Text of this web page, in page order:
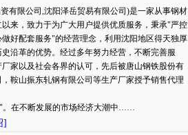
有限公司,沈阳泽岳贸易有限公司)是一家从事钢材
来，致力于为广大用户提供优质服务，秉承"严控
好配套服务"的经营理念，利用沈阳地区得天独厚
沿革的优势。经过多年努力经营，不断完善服
家以及社会各界的认可，先后被唐山钢铁股份有
鞍山振东轧钢有限公司等生产厂家授予销售代理
在不断发展的市场经济大潮中……
]